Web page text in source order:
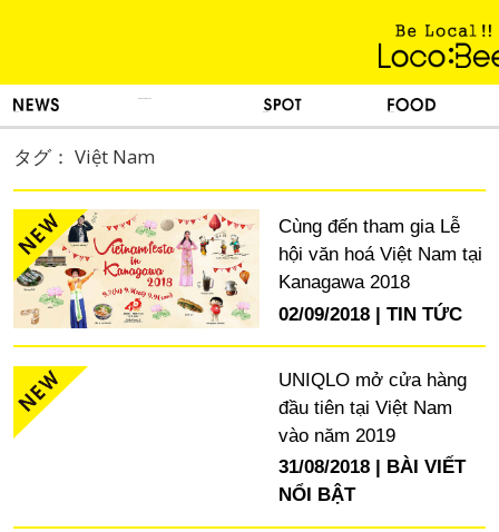
タグ： Việt Nam
Cùng đến tham gia Lễ
hội văn hoá Việt Nam tại
Kanagawa 2018
02/09/2018
TIN TỨC
UNIQLO mở cửa hàng
đầu tiên tại Việt Nam
vào năm 2019
31/08/2018
BÀI VIẾT
NỔI BẬT